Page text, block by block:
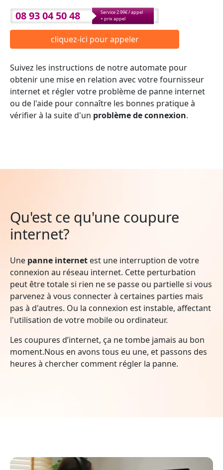
08 93 04 50 48
Service 2.99€ / appel
+ prix appel
cliquez-ici pour appeler
Suivez les instructions de notre automate pour
obtenir une mise en relation avec votre fournisseur
internet et régler votre problème de panne internet
ou de l'aide pour connaître les bonnes pratique à
vérifier à la suite d'un problème de connexion.
Qu'est ce qu'une coupure
internet?
Une panne internet est une interruption de votre
connexion au réseau internet. Cette perturbation
peut être totale si rien ne se passe ou partielle si vous
parvenez à vous connecter à certaines parties mais
pas à d'autres. Ou la connexion est instable, affectant
l'utilisation de votre mobile ou ordinateur.
Les coupures d’internet, ça ne tombe jamais au bon
moment.Nous en avons tous eu une, et passons des
heures à chercher comment régler la panne.